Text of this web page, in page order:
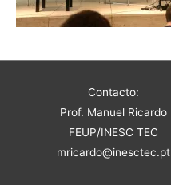
Contacto:
Prof. Manuel Ricardo
FEUP/INESC TEC
mricardo@inesctec.pt